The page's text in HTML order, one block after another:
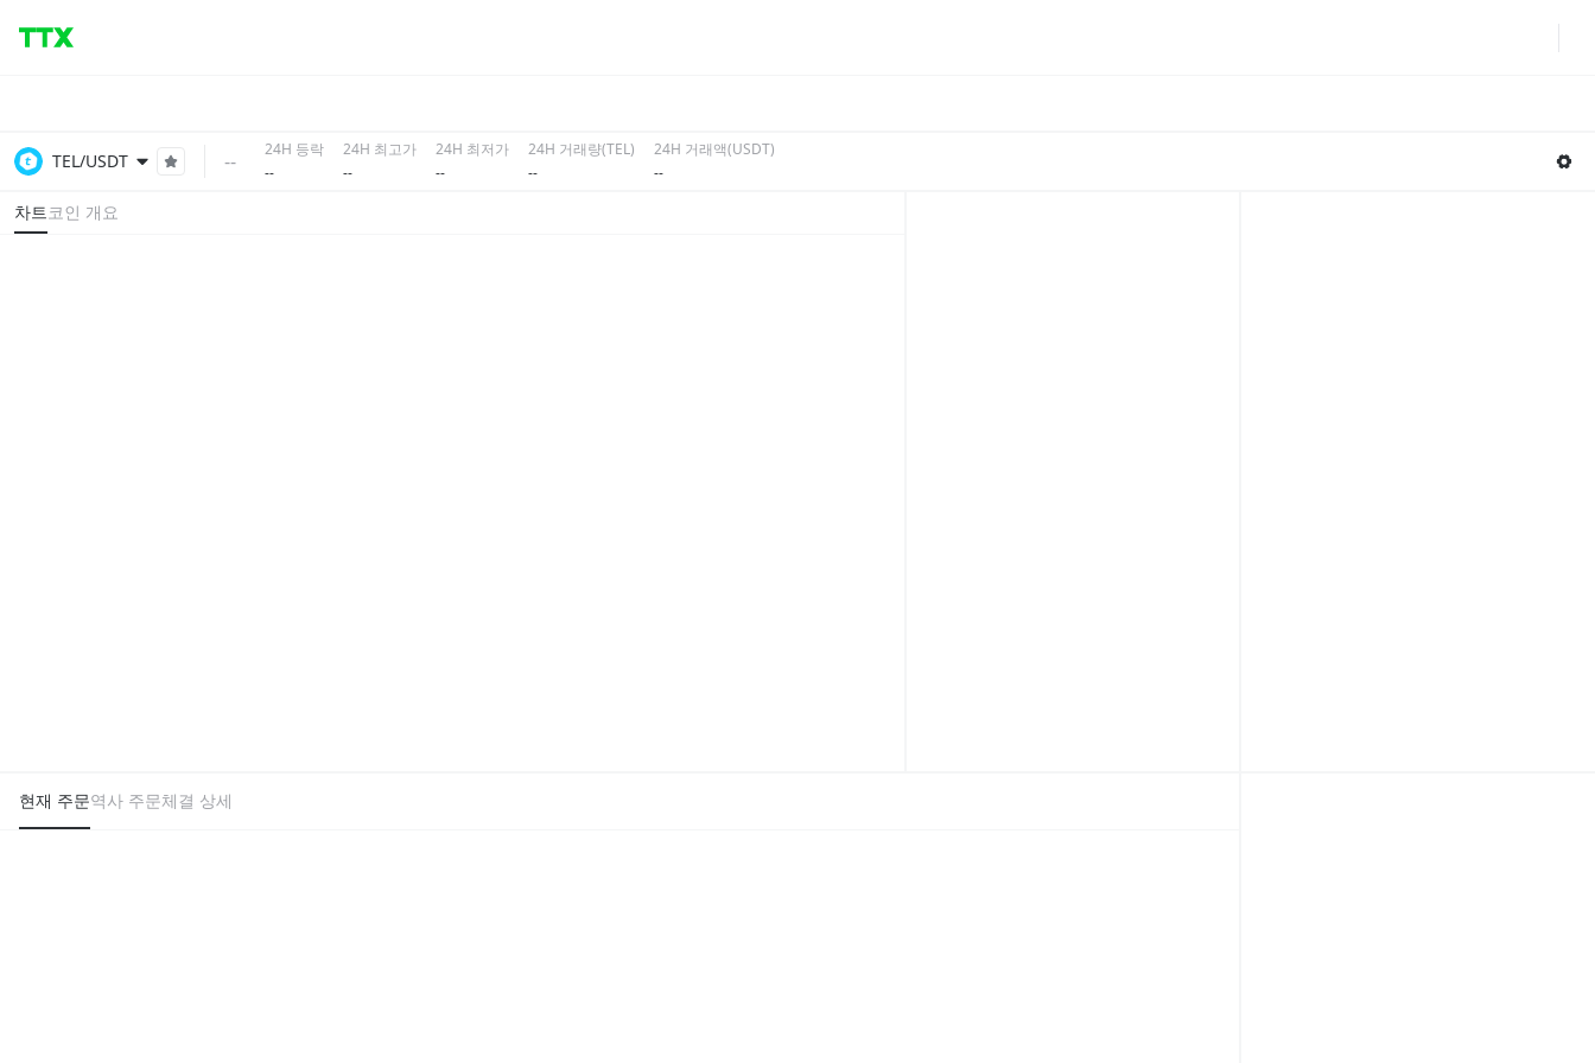
TEL/USDT --
24H 등락
--
24H 최고가
--
24H 최저가
--
24H 거래량(TEL)
--
24H 거래액(USDT)
--
차트 코인 개요
현재 주문역사 주문체결 상세